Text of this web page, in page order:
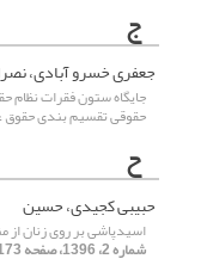
ج
جعفری خسرو آبادی،
جایگاه ستون فقرات نظام
حقوقی تقسیم بندی حقوق
ح
حبیبی کجیدی، حسین
اسیدپاشی بر روی زنان از
شماره 2، 1396، صفحه 173-198]